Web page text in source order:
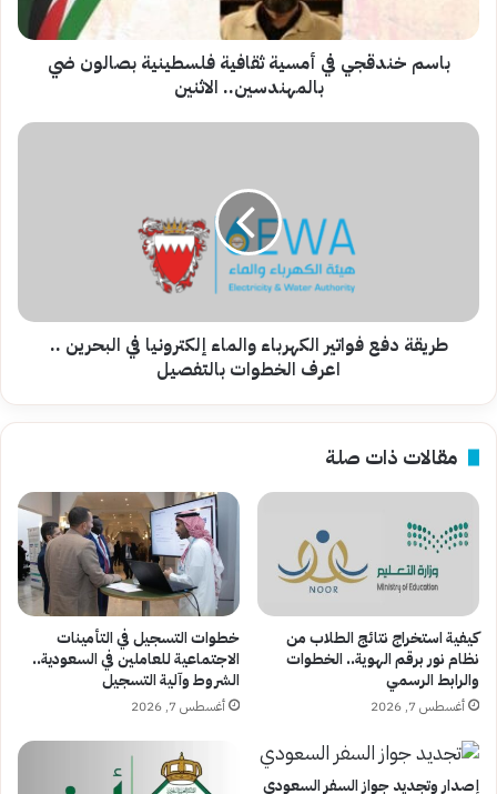
بالمهندسين..
الاثنينباسم خندقجي في أمسية ثقافية فلسطينية بصالون ضي
بالمهندسين.. الاثنين
طريقة
..
اعرف
الخطوات
طريقة دفع فواتير الكهرباء والماء إلكترونيا في البحرين ..
اعرف الخطوات بالتفصيل
مقالات ذات صلة
كيفية استخراج نتائج الطلاب من
نظام نور برقم الهوية.. الخطوات
والرابط الرسمي
أغسطس 7, 2026
خطوات التسجيل في التأمينات
الاجتماعية للعاملين في السعودية..
الشروط وآلية التسجيل
أغسطس 7, 2026
إصدار وتجديد جواز السفر السعودي